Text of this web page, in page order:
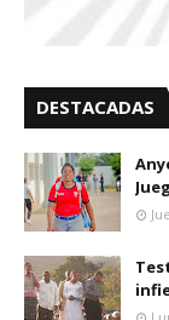
DESTACADAS